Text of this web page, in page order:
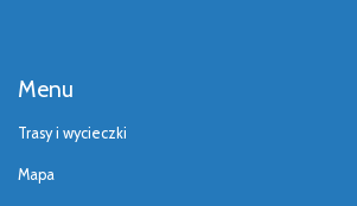
Menu
Trasy i wycieczki
Mapa